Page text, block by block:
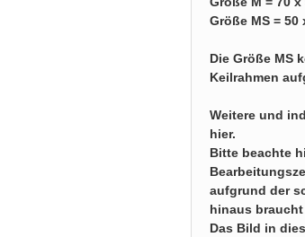
Größe MS = 50
Die Größe MS
Keilrahmen
Weitere und
hier.
Bitte beachte
aufgrund der
hinaus
Das Bild in